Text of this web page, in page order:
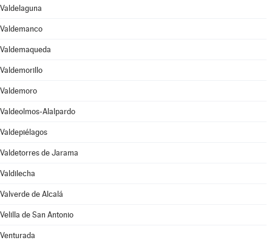
Valdelaguna
Valdemanco
Valdemaqueda
Valdemorillo
Valdemoro
Valdeolmos-Alalpardo
Valdepiélagos
Valdetorres de Jarama
Valdilecha
Valverde de Alcalá
Velilla de San Antonio
Venturada